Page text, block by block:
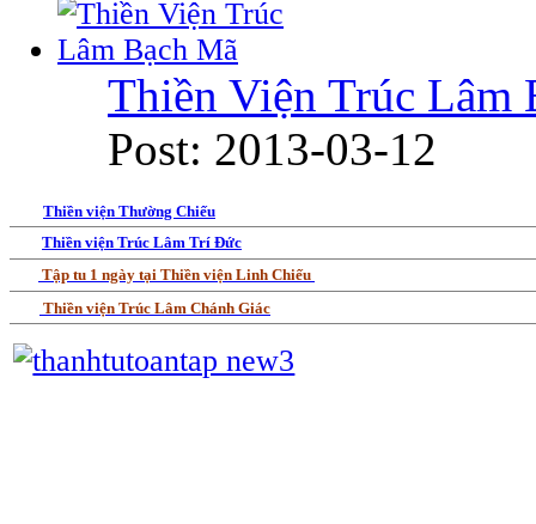
Thiền Viện Trúc Lâm
Post: 2013-03-12
Thiền viện Thường Chiếu
Thiền viện Trúc Lâm Trí Đức
Tập tu 1 ngày tại Thiền viện Linh Chiếu
Thiền viện Trúc Lâm Chánh Giác